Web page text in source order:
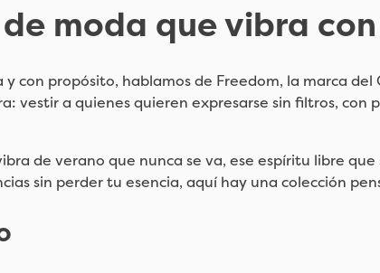
moda que vibra
con propósito, hablamos de Freedom, la marca
vestir a quienes quieren expresarse sin filtros, con
de verano que nunca se va, ese espíritu libre
sin perder tu esencia, aquí hay una colección